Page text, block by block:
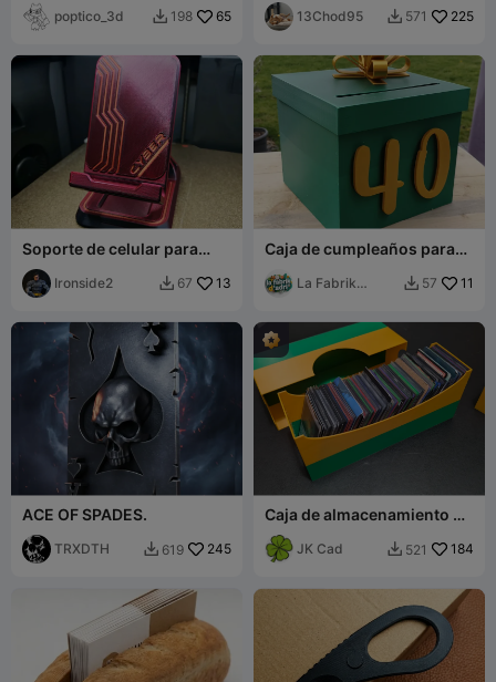
poptico_3d  198 65 13Chod95  571 225
Soporte de celular para
llevar en el auto
Ironside2  67 13
Caja de cumpleaños para
La Fabrik
 57 11
ACE OF SPADES.
TRXDTH  619 245
Caja de almacenamiento de
cartas de colección
JK Cad  521 184